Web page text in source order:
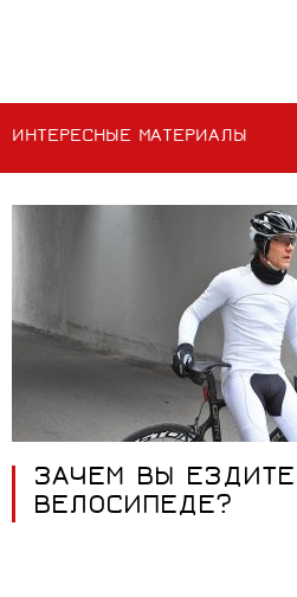
ИНТЕРЕСНЫЕ МАТЕРИАЛЫ
ЗАЧЕМ ВЫ
ВЕЛОСИПЕДЕ?